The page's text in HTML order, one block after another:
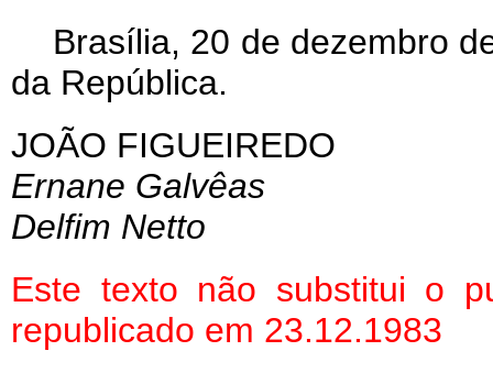
Brasília, 20 de dezembro
da República.
JOÃO FIGUEIREDO
Ernane Galvêas
Delfim Netto
Este texto não substitui o
republicado em 23.12.1983